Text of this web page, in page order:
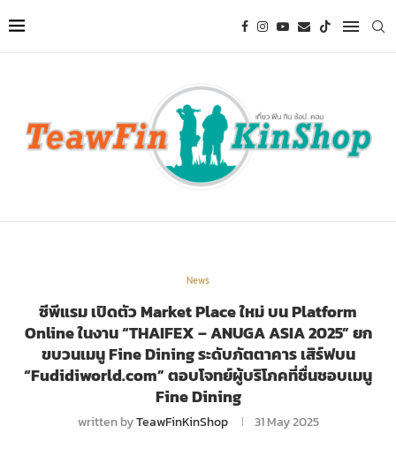
News
ซีพีแรม เปิดตัว Market Place ใหม่ บน Platform
Online ในงาน “THAIFEX – ANUGA ASIA 2025” ยก
ขบวนเมนู Fine Dining ระดับภัตตาคาร เสิร์ฟบน
“Fudidiworld.com” ตอบโจทย์ผู้บริโภคที่ชื่นชอบเมนู
Fine Dining
written byTeawFinKinShop 31 May 2025